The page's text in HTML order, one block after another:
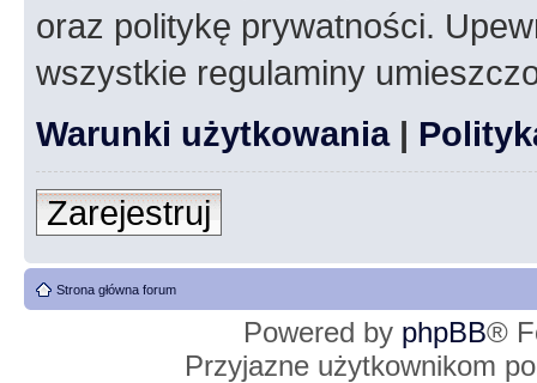
oraz politykę prywatności.
wszystkie regulaminy
Warunki użytkowania|
Zarejestruj
Strona główna forum
Powered by phpBB®
Przyjazne użytkownikom